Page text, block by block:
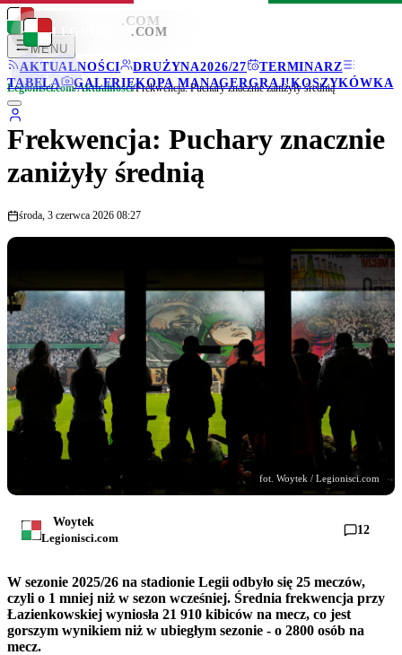
LEGIONISCI .COM
MENU
AKTUALNOŚCI
DRUŻYNA2026/27
TERMINARZ
TABELA
GALERIEKOPA MANAGERGRAJ!KOSZYKÓWKA
LEGIONISCI .COM
Legionisci.com/Aktualności/Frekwencja: Puchary znacznie zaniżyły średnią
Frekwencja: Puchary znacznie
zaniżyły średnią
środa, 3 czerwca 2026 08:27
fot. Woytek / Legionisci.com
Woytek
Legionisci.com
12
W sezonie 2025/26 na stadionie Legii odbyło się 25 meczów,
czyli o 1 mniej niż w sezon wcześniej. Średnia frekwencja przy
Łazienkowskiej wyniosła 21 910 kibiców na mecz, co jest
gorszym wynikiem niż w ubiegłym sezonie - o 2800 osób na
mecz.